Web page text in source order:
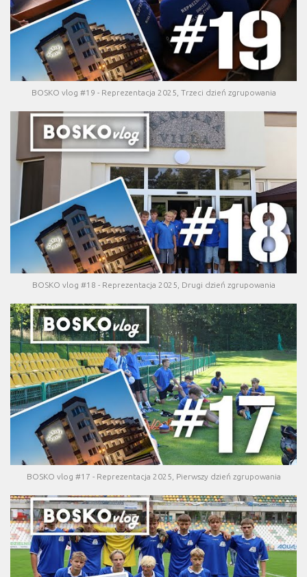
BOSKO vlog #19 - Reprezentacja 2025, Trzeci dzień zgrupowania
BOSKO vlog #18 - Reprezentacja 2025, Drugi dzień zgrupowania
BOSKO vlog #17 - Reprezentacja 2025, Pierwszy dzień zgrupowania